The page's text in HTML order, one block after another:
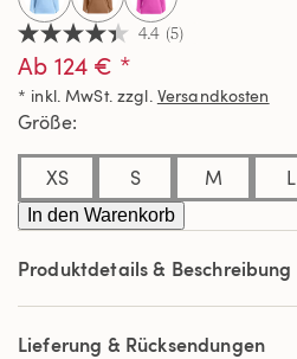
4.4
von
5
Sternen,
Durchschnittswert
Bewertung.
Read
5
Reviews.
Link
derselben
4.4 (5)
Ab 124 € *
* inkl. MwSt. zzgl. Versandkosten
Größe
XS S M L
In den Warenkorb
Produktdetails & Beschreibung
Lieferung & Rücksendungen